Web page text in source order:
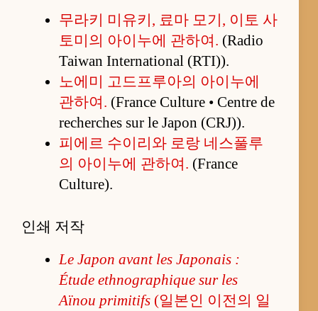
무라키 미유키, 료마 모기, 이토 사
토미의 아이누에 관하여. (Radio
Taiwan International (RTI)).
노에미 고드프루아의 아이누에
관하여. (France Culture • Centre de
recherches sur le Japon (CRJ)).
피에르 수이리와 로랑 네스풀루
의 아이누에 관하여. (France
Culture).
인쇄 저작
Le Japon avant les Japonais :
Étude ethnographique sur les
Aïnou primitifs(일본인 이전의 일